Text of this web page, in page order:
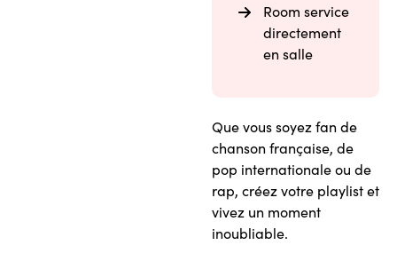
Room service
directement
en salle
Que vous soyez fan de
chanson française, de
pop internationale ou de
rap, créez votre playlist et
vivez un moment
inoubliable.